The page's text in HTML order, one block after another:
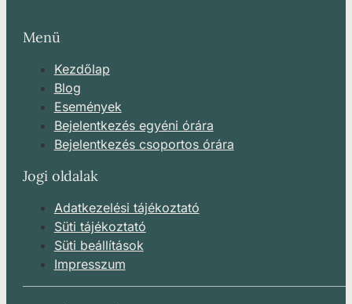
Menü
Kezdőlap
Blog
Események
Bejelentkezés egyéni órára
Bejelentkezés csoportos órára
Jogi oldalak
Adatkezelési tájékoztató
Süti tájékoztató
Süti beállítások
Impresszum